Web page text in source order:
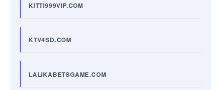
KITTI999VIP.COM
KTV4SD.COM
LALIKABETSGAME.COM